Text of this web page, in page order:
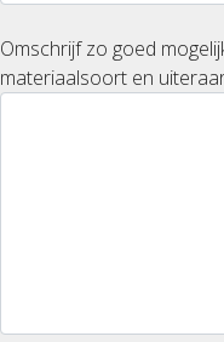
Omschrijf zo goed
materiaalsoort en